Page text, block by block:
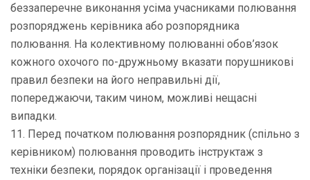
беззаперечне виконання усіма учасниками полювання
розпоряджень керівника або розпорядника
полювання. На колективному полюванні обов’язок
кожного охочого по-дружньому вказати порушникові
правил безпеки на його неправильні дії,
попереджаючи, таким чином, можливі нещасні
випадки.
11. Перед початком полювання розпорядник (спільно з
керівником) полювання проводить інструктаж з
техніки безпеки, порядок організації і проведення